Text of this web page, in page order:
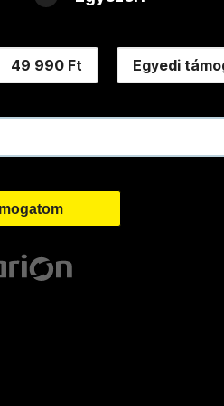
49 990 Ft Egyedi